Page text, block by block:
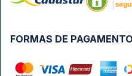
FORMAS DE PAGAMENTO